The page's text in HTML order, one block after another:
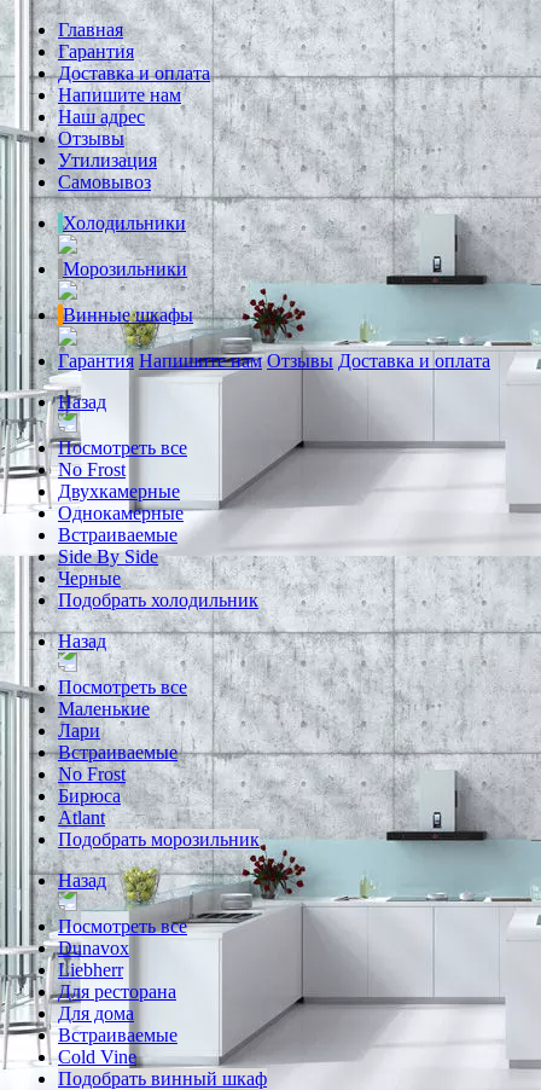
Главная
Гарантия
Доставка и оплата
Напишите нам
Наш адрес
Отзывы
Утилизация
Самовывоз
Холодильники
Морозильники
Винные шкафы
Гарантия Напишите нам Отзывы Доставка и оплата
Назад
Посмотреть все
No Frost
Двухкамерные
Однокамерные
Встраиваемые
Side By Side
Черные
Подобрать холодильник
Назад
Посмотреть все
Маленькие
Лари
Встраиваемые
No Frost
Бирюса
Atlant
Подобрать морозильник
Назад
Посмотреть все
Dunavox
Liebherr
Для ресторана
Для дома
Встраиваемые
Cold Vine
Подобрать винный шкаф